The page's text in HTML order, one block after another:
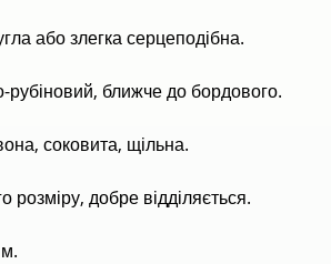
або злегка серцеподібна.
рубіновий, ближче до бордового.
соковита, щільна.
розміру, добре відділяється.